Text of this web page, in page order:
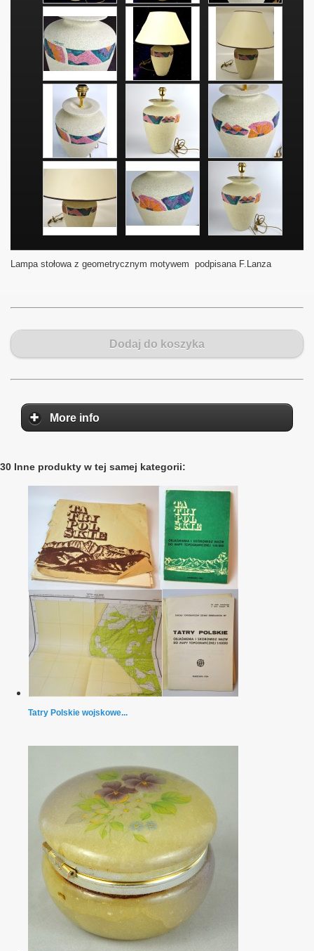
Lampa stołowa z geometrycznym motywem podpisana F.Lanza
Dodaj do koszyka
More info
30 Inne produkty w tej samej kategorii:
Tatry Polskie wojskowe...